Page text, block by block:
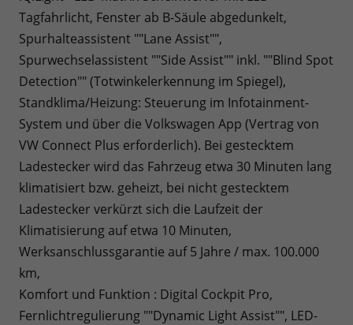
Tagfahrlicht, Fenster ab B-Säule abgedunkelt,
Spurhalteassistent ""Lane Assist"",
Spurwechselassistent ""Side Assist"" inkl. ""Blind Spot
Detection"" (Totwinkelerkennung im Spiegel),
Standklima/Heizung: Steuerung im Infotainment-
System und über die Volkswagen App (Vertrag von
VW Connect Plus erforderlich). Bei gestecktem
Ladestecker wird das Fahrzeug etwa 30 Minuten lang
klimatisiert bzw. geheizt, bei nicht gestecktem
Ladestecker verkürzt sich die Laufzeit der
Klimatisierung auf etwa 10 Minuten,
Werksanschlussgarantie auf 5 Jahre / max. 100.000
km,
Komfort und Funktion : Digital Cockpit Pro,
Fernlichtregulierung ""Dynamic Light Assist"", LED-